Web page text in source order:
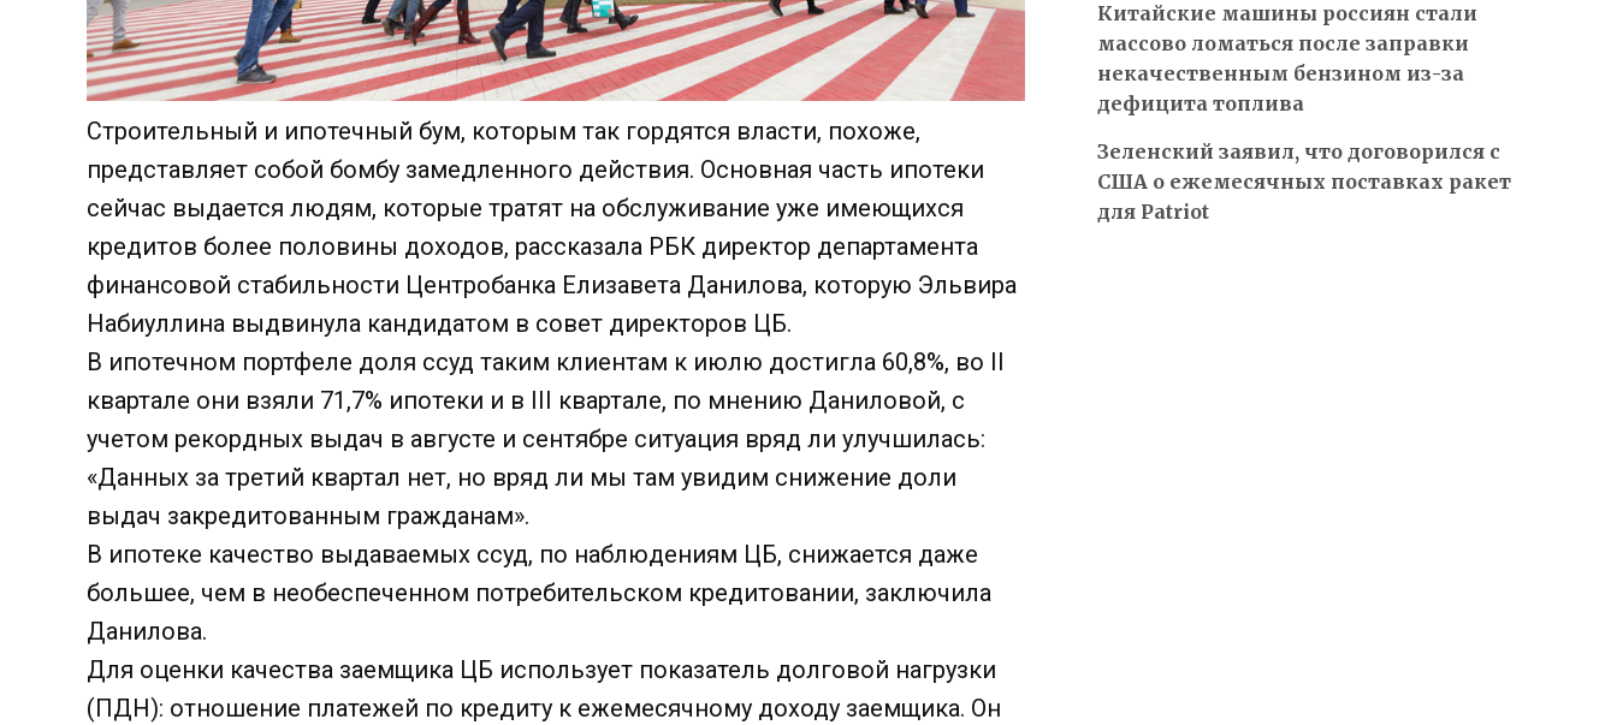
Строительный и ипотечный бум, которым так гордятся власти, похоже,
представляет собой бомбу замедленного действия. Основная часть ипотеки
сейчас выдается людям, которые тратят на обслуживание уже имеющихся
кредитов более половины доходов, рассказала РБК директор департамента
финансовой стабильности Центробанка Елизавета Данилова, которую Эльвира
Набиуллина выдвинула кандидатом в совет директоров ЦБ.
В ипотечном портфеле доля ссуд таким клиентам к июлю достигла 60,8%, во II
квартале они взяли 71,7% ипотеки и в III квартале, по мнению Даниловой, с
учетом рекордных выдач в августе и сентябре ситуация вряд ли улучшилась:
«Данных за третий квартал нет, но вряд ли мы там увидим снижение доли
выдач закредитованным гражданам».
В ипотеке качество выдаваемых ссуд, по наблюдениям ЦБ, снижается даже
большее, чем в необеспеченном потребительском кредитовании, заключила
Данилова.
Для оценки качества заемщика ЦБ использует показатель долговой нагрузки
(ПДН): отношение платежей по кредиту к ежемесячному доходу заемщика. Он
Китайские машины россиян стали
массово ломаться после заправки
некачественным бензином из-за
дефицита топлива
Зеленский заявил, что договорился с
США о ежемесячных поставках ракет
для Patriot